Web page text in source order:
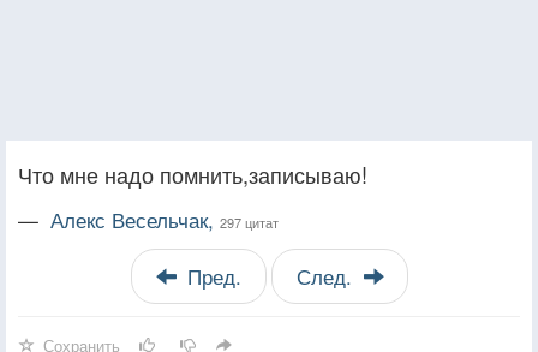
Что мне надо помнить,записываю!
— Алекс Весельчак, 297 цитат
Пред. След.
Сохранить